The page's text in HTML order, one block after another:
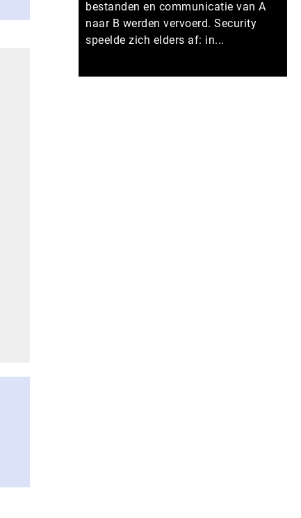
bestanden en communicatie van A
naar B werden vervoerd. Security
speelde zich elders af: in...